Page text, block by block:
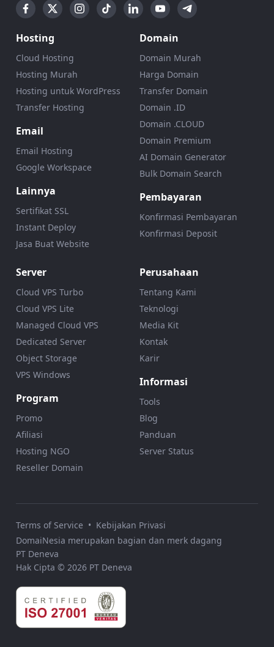
Hosting
Cloud Hosting
Hosting Murah
Hosting untuk WordPress
Transfer Hosting
Email
Email Hosting
Google Workspace
Lainnya
Sertifikat SSL
Instant Deploy
Jasa Buat Website
Domain
Domain Murah
Harga Domain
Transfer Domain
Domain .ID
Domain .CLOUD
Domain Premium
AI Domain Generator
Bulk Domain Search
Pembayaran
Konfirmasi Pembayaran
Konfirmasi Deposit
Server
Cloud VPS Turbo
Cloud VPS Lite
Managed Cloud VPS
Dedicated Server
Object Storage
VPS Windows
Program
Promo
Afiliasi
Hosting NGO
Reseller Domain
Perusahaan
Tentang Kami
Teknologi
Media Kit
Kontak
Karir
Informasi
Tools
Blog
Panduan
Server Status
Terms of Service • Kebijakan Privasi
DomaiNesia merupakan bagian dan merk dagang
PT Deneva
Hak Cipta © 2026 PT Deneva